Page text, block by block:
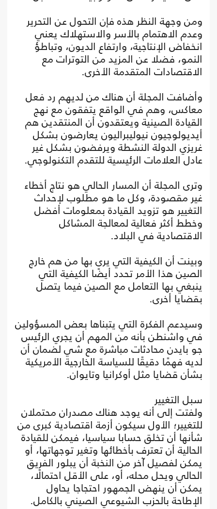
ومن وجهة النظر هذه فإن التحول عن التحرير
وعدم الاهتمام بالأسر والاستهلاك يعني
انخفاض الإنتاجية، وارتفاع الديون، وتباطؤ
النمو، فضلا عن المزيد من التوترات مع
الاقتصادات المتقدمة الأخرى.
وأضافت المجلة أن هناك من لديهم رد فعل
معاكس، وهم في الواقع يتفقون مع نهج
القيادة الصينية ويعتقدون أن المنتقدين هم
أيديولوجيون نيوليبراليون يعارضون بشكل
غريزي الدولة النشطة ويرفضون بشكل غير
عادل العلامات الرئيسية للتقدم التكنولوجي.
وترى المجلة أن المسار الحالي هو نتاج أخطاء
غير مقصودة، وكل ما هو مطلوب لإحداث
التغيير هو تزويد القيادة بمعلومات أفضل
وخطط أكثر فعالية لمعالجة المشاكل
الاقتصادية في البلاد.
وبينت أن الكيفية التي يرى بها من هم خارج
الصين هذا الأمر تحدد أيضًا الكيفية التي
ينبغي بها التعامل مع الصين فيما يتصل
بقضايا أخرى.
وسيدعم الفكرة التي يتبناها بعض المسؤولين
في واشنطن بأنه من المهم أن يجري الرئيس
جو بايدن محادثات مباشرة مع شي لضمان أن
لديه فهمًا دقيقًا للسياسة الخارجية الأمريكية
بشأن قضايا مثل أوكرانيا وتايوان.
سبل التغيير
ولفتت إلى أنه يوجد هناك مصدران محتملان
للتغيير؛ الأول سيكون أزمة اقتصادية كبرى من
شأنها أن تخلق حسابا سياسيا، فيمكن للقيادة
الحالية أن تعترف بأخطائها وتغير توجهاتها، أو
يمكن لفصيل آخر من النخبة أن يبلور الفريق
الحالي ويحل محله، أو، على الأقل احتمالًا،
يمكن أن ينهض الجمهور احتجاجا يحاول
الإطاحة بالحزب الشيوعي الصيني بالكامل.